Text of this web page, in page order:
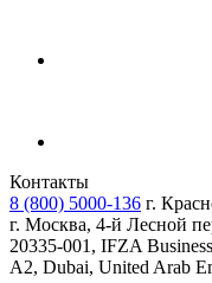
Контакты
8 (800) 5000-136 г.
г. Москва, 4-й Лесной
20335-001, IFZA
A2, Dubai, United Arab